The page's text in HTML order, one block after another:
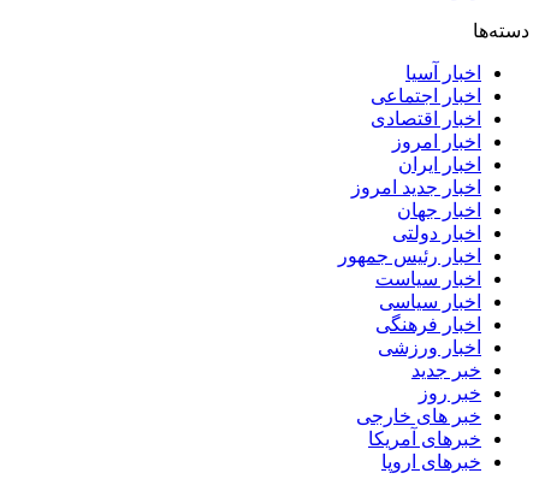
دسته‌ها
اخبار آسیا
اخبار اجتماعی
اخبار اقتصادی
اخبار امروز
اخبار ایران
اخبار جدید امروز
اخبار جهان
اخبار دولتی
اخبار رئیس جمهور
اخبار سیاست
اخبار سیاسی
اخبار فرهنگی
اخبار ورزشی
خبر جدید
خبر روز
خبر های خارجی
خبرهای آمریکا
خبرهای اروپا